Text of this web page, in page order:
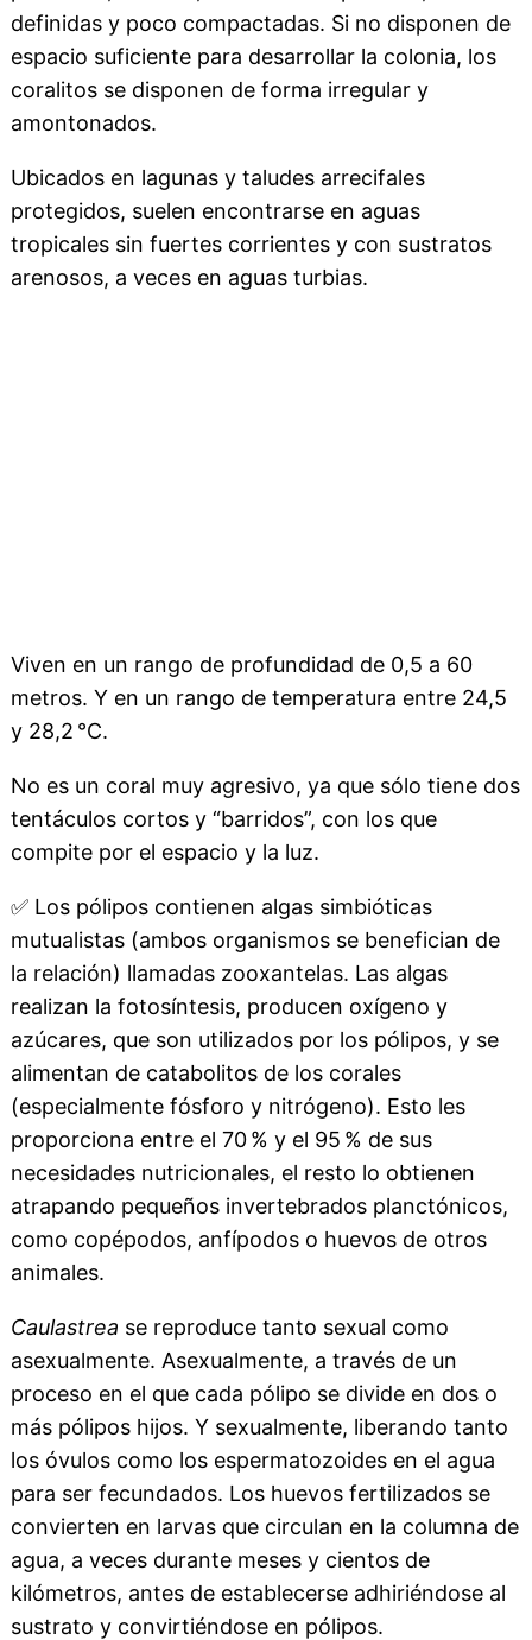
definidas y poco compactadas. Si no disponen de
espacio suficiente para desarrollar la colonia, los
coralitos se disponen de forma irregular y
amontonados.
Ubicados en lagunas y taludes arrecifales
protegidos, suelen encontrarse en aguas
tropicales sin fuertes corrientes y con sustratos
arenosos, a veces en aguas turbias.
Viven en un rango de profundidad de 0,5 a 60
metros. Y en un rango de temperatura entre 24,5
y 28,2 °C.
No es un coral muy agresivo, ya que sólo tiene dos
tentáculos cortos y “barridos”, con los que
compite por el espacio y la luz.
✅Los pólipos contienen algas simbióticas
mutualistas (ambos organismos se benefician de
la relación) llamadas zooxantelas. Las algas
realizan la fotosíntesis, producen oxígeno y
azúcares, que son utilizados por los pólipos, y se
alimentan de catabolitos de los corales
(especialmente fósforo y nitrógeno). Esto les
proporciona entre el 70 % y el 95 % de sus
necesidades nutricionales, el resto lo obtienen
atrapando pequeños invertebrados planctónicos,
como copépodos, anfípodos o huevos de otros
animales.
Caulastrea se reproduce tanto sexual como
asexualmente. Asexualmente, a través de un
proceso en el que cada pólipo se divide en dos o
más pólipos hijos. Y sexualmente, liberando tanto
los óvulos como los espermatozoides en el agua
para ser fecundados. Los huevos fertilizados se
convierten en larvas que circulan en la columna de
agua, a veces durante meses y cientos de
kilómetros, antes de establecerse adhiriéndose al
sustrato y convirtiéndose en pólipos.